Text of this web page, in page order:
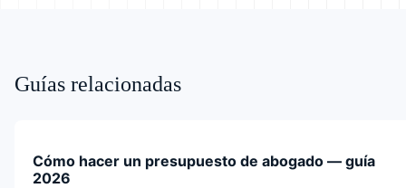
Guías relacionadas
Cómo hacer un presupuesto de abogado — guía
2026